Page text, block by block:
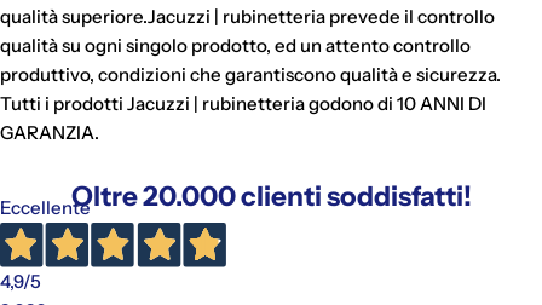
qualità superiore.Jacuzzi | rubinetteria prevede il controllo
qualità su ogni singolo prodotto, ed un attento controllo
produttivo, condizioni che garantiscono qualità e sicurezza.
Tutti i prodotti Jacuzzi | rubinetteria godono di 10 ANNI DI
GARANZIA.
Oltre 20.000 clienti soddisfatti!
Eccellente
4,9/5